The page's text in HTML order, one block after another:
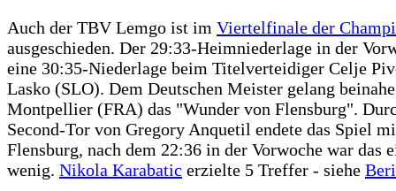
Auch der TBV Lemgo ist im Viertelfinale der
ausgeschieden. Der 29:33-Heimniederlage in der
eine 30:35-Niederlage beim Titelverteidiger Celje
Lasko (SLO). Dem Deutschen Meister gelang
Montpellier (FRA) das "Wunder von Flensburg".
Second-Tor von Gregory Anquetil endete das Spiel
Flensburg, nach dem 22:36 in der Vorwoche war das
wenig. Nikola Karabatic erzielte 5 Treffer - siehe